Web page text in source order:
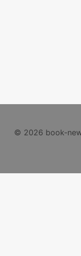
© 2026 book-